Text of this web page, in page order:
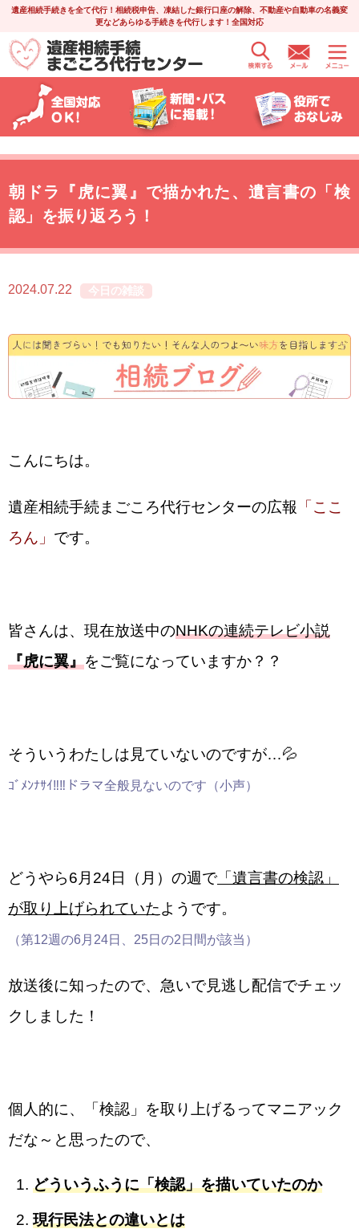
遺産相続手続きを全て代行！相続税申告、凍結した銀行口座の解除、不動産や自動車の名義変
更などあらゆる手続きを代行します！全国対応
朝ドラ『虎に翼』で描かれた、遺言書の「検
認」を振り返ろう！
2024.07.22 今日の雑談
こんにちは。
遺産相続手続まごころ代行センターの広報 「ここ
ろん」 です。
皆さんは、現在放送中のNHKの連続テレビ小説
『虎に翼』をご覧になっていますか？？
そういうわたしは見ていないのですが…💦
ｺﾞﾒﾝﾅｻｲ‼‼ドラマ全般見ないのです（小声）
どうやら6月24日（月）の週で 「遺言書の検認」
が取り上げられていたようです。
（第12週の6月24日、25日の2日間が該当）
放送後に知ったので、急いで見逃し配信でチェッ
クしました！
個人的に、「検認」を取り上げるってマニアック
だな～と思ったので、
どういうふうに「検認」を描いていたのか
現行民法との違いとは